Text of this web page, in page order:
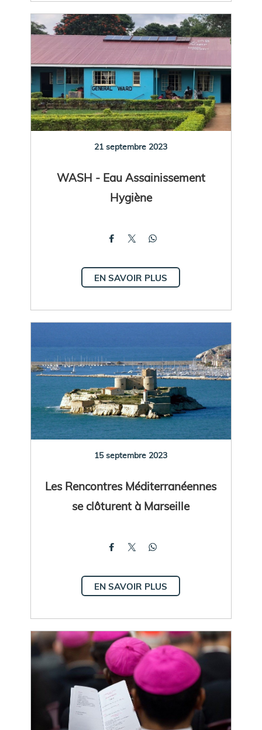
21 septembre 2023
WASH - Eau Assainissement
Hygiène
EN SAVOIR PLUS
15 septembre 2023
Les Rencontres Méditerranéennes
se clôturent à Marseille
EN SAVOIR PLUS